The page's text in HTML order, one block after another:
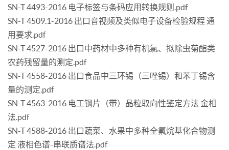
SN-T 4493-2016 电子标签与条码应用转换规则.pdf
SN-T 4509.1-2016 出口音视频及类似电子设备检验规程 通
用要求.pdf
SN-T 4527-2016 出口中药材中多种有机氯、拟除虫菊酯类
农药残留量的测定.pdf
SN-T 4558-2016 出口食品中三环锡（三唑锡）和苯丁锡含
量的测定.pdf
SN-T 4563-2016 电工钢片（带）晶粒取向性鉴定方法 金相
法.pdf
SN-T 4588-2016 出口蔬菜、水果中多种全氟烷基化合物测
定 液相色谱-串联质谱法.pdf